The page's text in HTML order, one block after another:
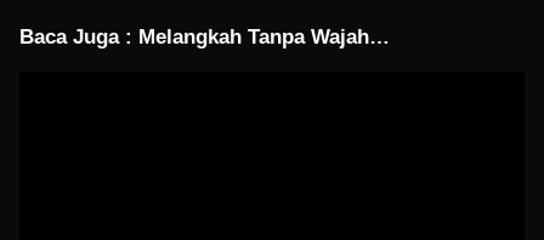
Baca Juga : Melangkah Tanpa Wajah…